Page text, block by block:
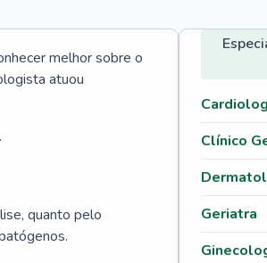
melhor sobre o
atuou
quanto pelo
Clínico
Geriatra